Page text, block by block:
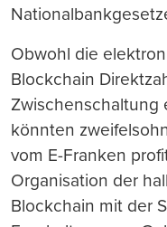
Obwohl die
Blockchain
Zwischenschaltung
könnten
vom E-Franken
Organisation der
Blockchain mit der